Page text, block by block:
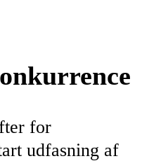
for
udfasning af